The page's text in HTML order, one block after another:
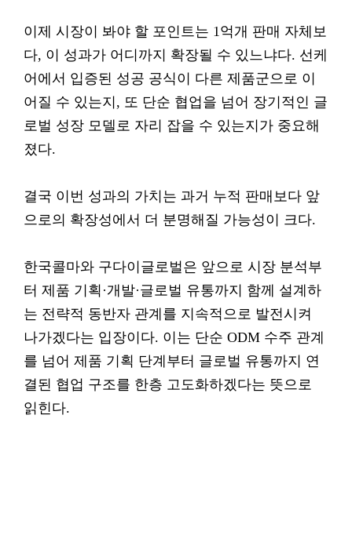
이제 시장이 봐야 할 포인트는 1억개 판매 자체보
다, 이 성과가 어디까지 확장될 수 있느냐다. 선케
어에서 입증된 성공 공식이 다른 제품군으로 이
어질 수 있는지, 또 단순 협업을 넘어 장기적인 글
로벌 성장 모델로 자리 잡을 수 있는지가 중요해
졌다.
결국 이번 성과의 가치는 과거 누적 판매보다 앞
으로의 확장성에서 더 분명해질 가능성이 크다.
한국콜마와 구다이글로벌은 앞으로 시장 분석부
터 제품 기획·개발·글로벌 유통까지 함께 설계하
는 전략적 동반자 관계를 지속적으로 발전시켜
나가겠다는 입장이다. 이는 단순 ODM 수주 관계
를 넘어 제품 기획 단계부터 글로벌 유통까지 연
결된 협업 구조를 한층 고도화하겠다는 뜻으로
읽힌다.